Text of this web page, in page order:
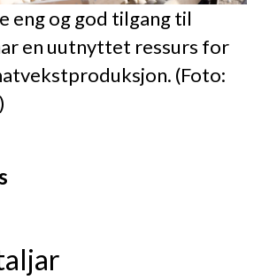
eng og god tilgang til
en uutnyttet ressurs for
(Foto: